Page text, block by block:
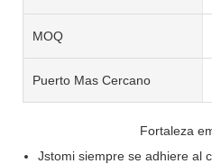
MOQ
Puerto Mas Cercano
Fortaleza
Jstomi siempre se adhiere al